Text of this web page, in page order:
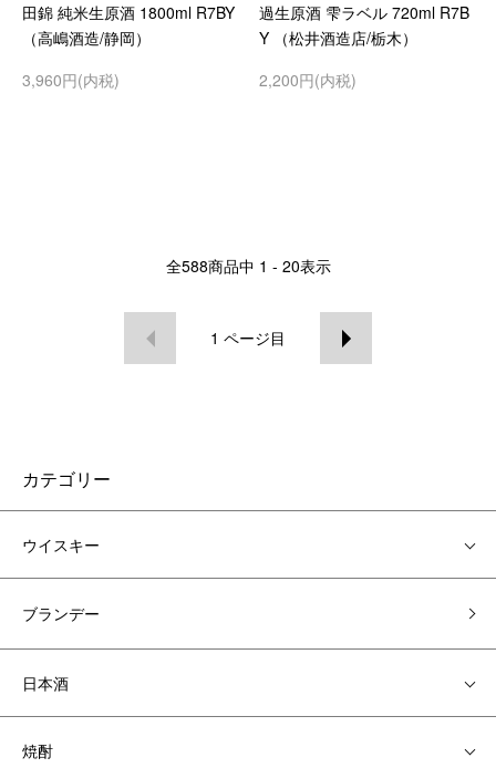
田錦 純米生原酒 1800ml R7BY
（高嶋酒造/静岡）
3,960円(内税)
過生原酒 雫ラベル 720ml R7B
Y （松井酒造店/栃木）
2,200円(内税)
全588商品中 1 - 20表示
1 ページ目
カテゴリー
ウイスキー
ブランデー
日本酒
焼酎